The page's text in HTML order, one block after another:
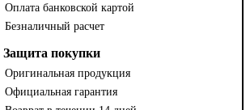
Оплата банковской картой
Безналичный расчет
Защита покупки
Оригинальная продукция
Официальная гарантия